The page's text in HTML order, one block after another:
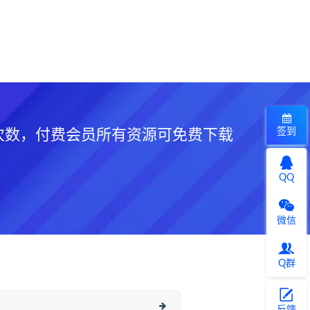
，付费会员所有资源可免费下载 签到
QQ
微信
Q群